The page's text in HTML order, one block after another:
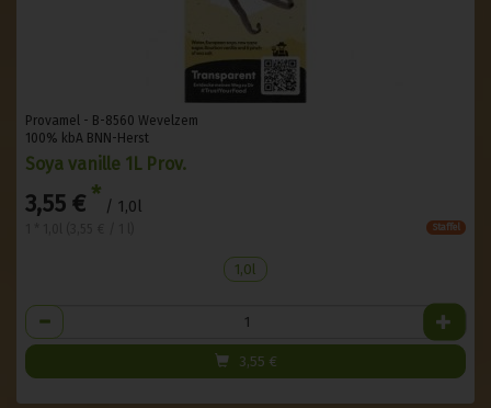
Provamel - B-8560 Wevelzem
100% kbA BNN-Herst
Soya vanille 1L Prov.
3,55 € * / 1,0l
Staffel
1,0l
Anzahl
3,55 €